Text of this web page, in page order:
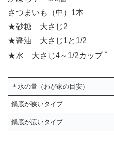
さつまいも（中）1本
★砂糖 大さじ2
★醤油 大さじ1と1/2
★水 大さじ4～1/2カップ＊
＊水の量（わが家の目安）
鍋底が狭いタイプ
鍋底が広いタイプ